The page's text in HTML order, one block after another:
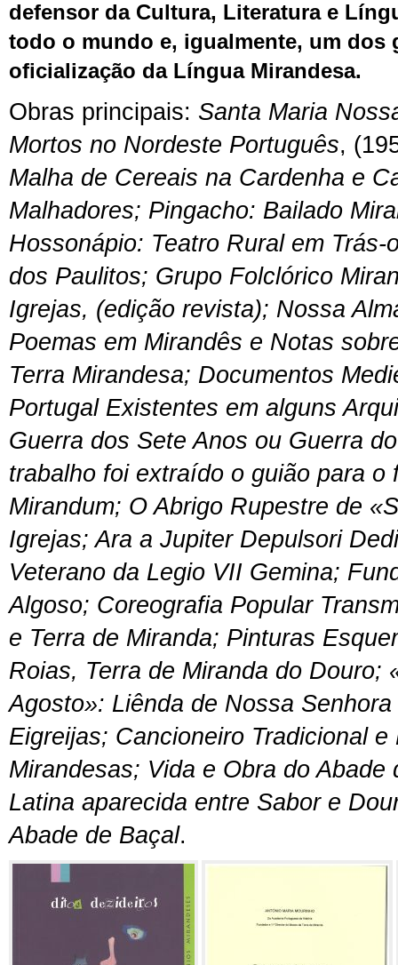
defensor da Cultura, Literatura e
todo o mundo e, igualmente, um dos
oficialização da Língua Mirandesa.
Obras principais: Santa Maria
Mortos no Nordeste Português,
Malha de Cereais na Cardenha e
Malhadores; Pingacho: Bailado
Hossonápio: Teatro Rural em Trás-
dos Paulitos; Grupo Folclórico
Igrejas, (edição revista); Nossa
Poemas em Mirandês e Notas
Terra Mirandesa; Documentos
Portugal Existentes em alguns
Guerra dos Sete Anos ou Guerra
trabalho foi extraído o guião para o
Mirandum; O Abrigo Rupestre de
Igrejas; Ara a Jupiter Depulsori
Veterano da Legio VII Gemina;
Algoso; Coreografia Popular
e Terra de Miranda; Pinturas
Roias, Terra de Miranda do Douro;
Agosto»: Liênda de Nossa
Eigreijas; Cancioneiro Tradicional
Mirandesas; Vida e Obra do Abade
Latina aparecida entre Sabor e
Abade de Baçal.